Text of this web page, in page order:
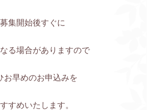
募集開始後すぐに
る場合がありますので
お早めのお申込みを
すめいたします。